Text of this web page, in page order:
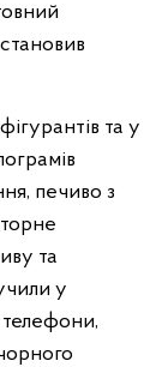
та у
печиво з
та
у
телефони,